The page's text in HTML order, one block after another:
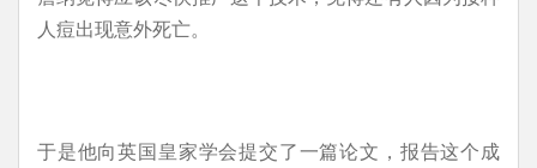
人痘出现意外死亡。
于是他向英国皇家学会提交了一篇论文，报告这个成